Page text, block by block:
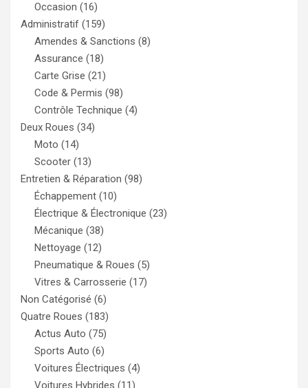
Occasion (16)
Administratif (159)
Amendes & Sanctions (8)
Assurance (18)
Carte Grise (21)
Code & Permis (98)
Contrôle Technique (4)
Deux Roues (34)
Moto (14)
Scooter (13)
Entretien & Réparation (98)
Échappement (10)
Électrique & Électronique (23)
Mécanique (38)
Nettoyage (12)
Pneumatique & Roues (5)
Vitres & Carrosserie (17)
Non Catégorisé (6)
Quatre Roues (183)
Actus Auto (75)
Sports Auto (6)
Voitures Électriques (4)
Voitures Hybrides (11)